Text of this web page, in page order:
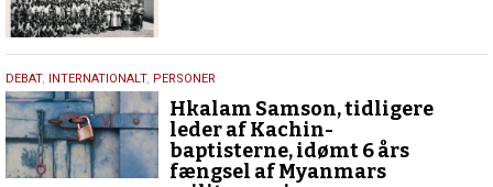
13.
april
2023
DEBAT, INTERNATIONALT, PERSONER
Hkalam Samson, tidligere
leder af Kachin-
baptisterne, idømt 6 års
fængsel af Myanmars